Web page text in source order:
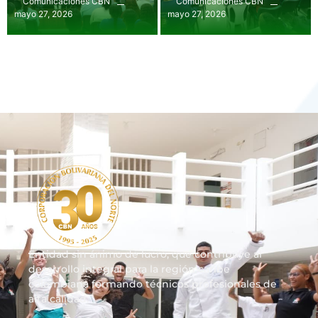
mayo 27, 2026
mayo 27, 2026
Entidad sin ánimo de lucro, que contribuye al
desarrollo integral para la región caribe
colombiana formando técnicos profesionales de
alta calidad.